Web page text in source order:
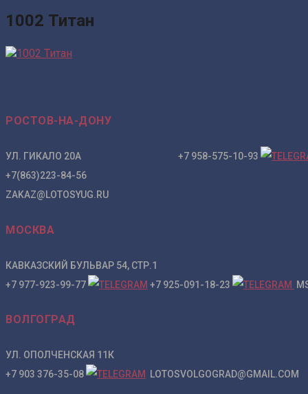
1002 Титан
РОСТОВ-НА-ДОНУ
УЛ. ГИКАЛО 20А +7 958-575-10-93
+7(863)223-84-56
ZAKAZ@LOTOSYUG.RU
МОСКВА
КАВКАЗСКИЙ БУЛЬВАР 54, СТР.1
+7 977-923-99-77
+7 925-091-18-23
ВОЛГОГРАД
УЛ. ОПОЛЧЕНСКАЯ 11К
+7 903 376-35-08
LOTOSVOLGOGRAD@GMAIL.COM